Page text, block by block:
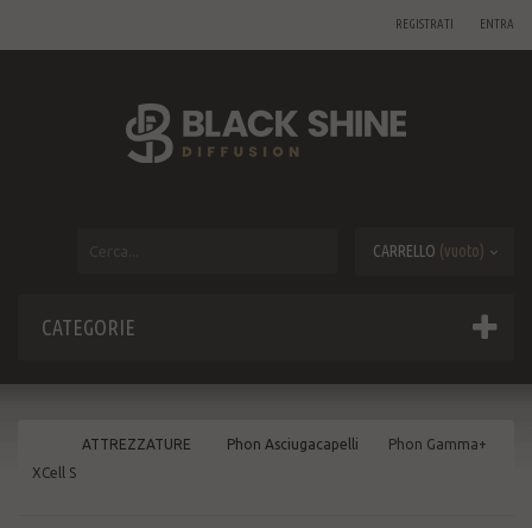
ENTRA
REGISTRATI
CARRELLO (vuoto)
CATEGORIE
ATTREZZATURE Phon Asciugacapelli
Phon Gamma+
XCell S